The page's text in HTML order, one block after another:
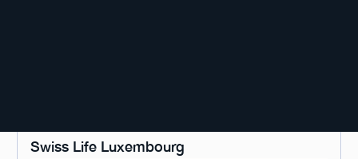
Swiss Life Luxembourg